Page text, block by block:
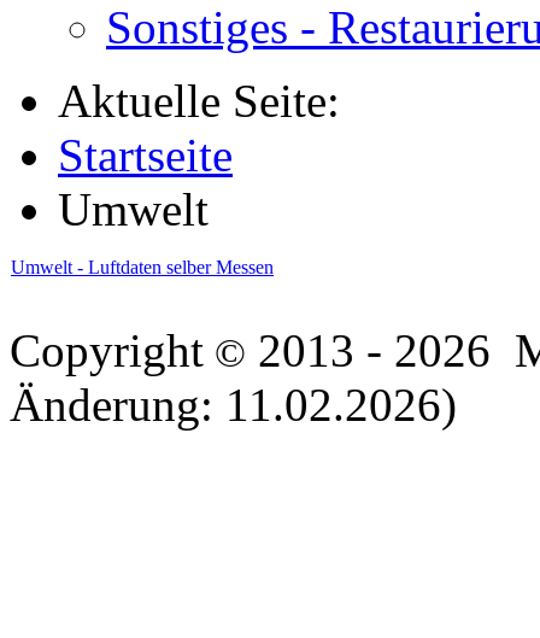
Sonstiges -
Aktuelle Seite:
Startseite
Umwelt
Umwelt - Luftdaten selber Messen
Copyright © 2013 - 2026
Änderung: 11.02.2026)